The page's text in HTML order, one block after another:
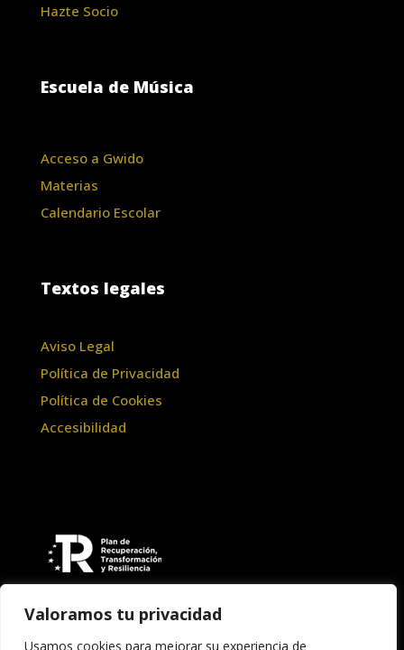
Valoramos tu privacidad
Usamos cookies para mejorar su experiencia de
Hazte Socio
Escuela de Música
Acceso a Gwido
Materias
Calendario Escolar
Textos legales
Aviso Legal
Política de Privacidad
Política de Cookies
Accesibilidad